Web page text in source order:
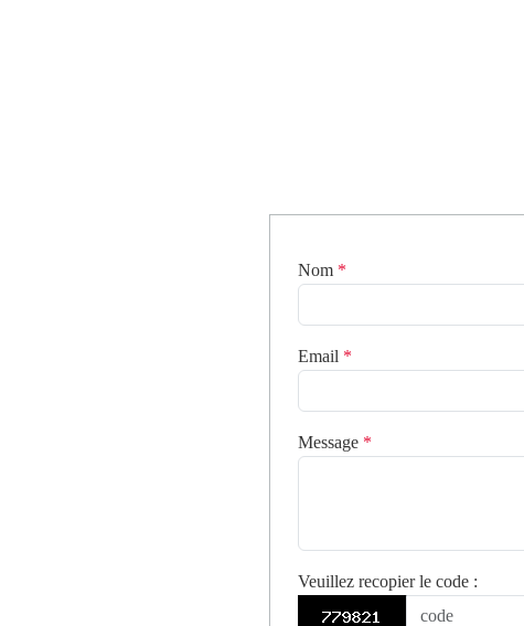
Nom *
Email *
Message *
Veuillez recopier le code :